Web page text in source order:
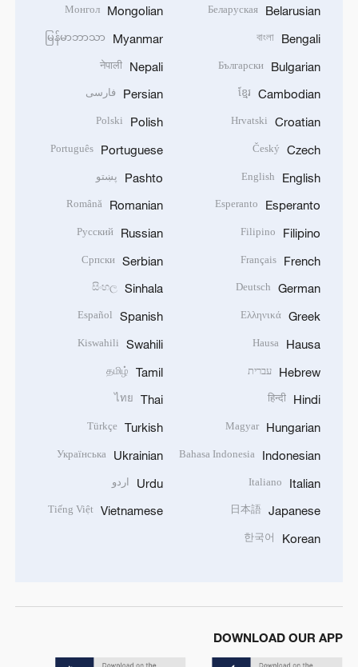
Belarusian
Беларуская
Bengali
বাংলা
Bulgarian
Български
Cambodian
ខ្មែរ
Croatian
Hrvatski
Czech
Český
English
English
Esperanto
Esperanto
Filipino
Filipino
French
Français
German
Deutsch
Greek
Ελληνικά
Hausa
Hausa
Hebrew עברית
Hindi
हिन्दी
Hungarian
Magyar
Indonesian
Bahasa Indonesia
Italian
Italiano
Japanese
日本語
Korean
한국어
Mongolian
Монгол
Myanmar
မြန်မာဘာသာ
Nepali
नेपाली
Persian فارسی
Polish
Polski
Portuguese
Português
Pashto پښتو
Romanian
Română
Russian
Русский
Serbian
Српски
Sinhala
සිංහල
Spanish
Español
Swahili
Kiswahili
Tamil
தமிழ்
Thai
ไทย
Turkish
Türkçe
Ukrainian
Українська
Urdu اردو
Vietnamese
Tiếng Việt
DOWNLOAD OUR APP